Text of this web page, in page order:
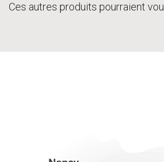
Ces autres produits pourraient